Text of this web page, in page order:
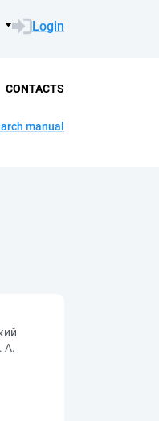
Login
CONTACTS
manual
А.